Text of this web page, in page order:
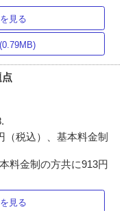
見る
点
（税込）、基本料金制
料金制の方共に913円
見る